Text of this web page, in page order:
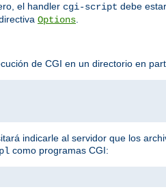
el handler cgi-script debe
Options.
de CGI en un directorio en
indicarle al servidor que los
pl como programas CGI: